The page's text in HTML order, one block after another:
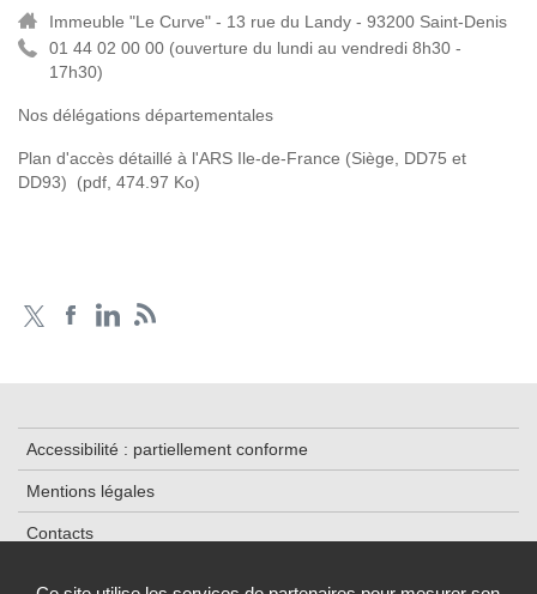
Immeuble "Le Curve" - 13 rue du Landy - 93200 Saint-Denis
01 44 02 00 00 (ouverture du lundi au vendredi 8h30 -
17h30)
Nos délégations départementales
Plan d'accès détaillé à l'ARS Ile-de-France (Siège, DD75 et
DD93)
(pdf, 474.97 Ko)
Accessibilité : partiellement conforme
Mentions légales
Contacts